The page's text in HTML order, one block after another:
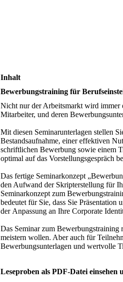
Inhalt
Bewerbungstraining für
Nicht nur der Arbeitsmarkt wird immer
Mitarbeiter, und deren
Mit diesen Seminarunterlagen stellen
Bestandsaufnahme, einer effektiven
schriftlichen Bewerbung sowie einem
optimal auf das Vorstellungsgespräch
Das fertige Seminarkonzept
den Aufwand der Skripterstellung für
Seminarkonzept zum
bedeutet für Sie, dass Sie
der Anpassung an Ihre Corporate
Das Seminar zum Bewerbungstraining
meistern wollen. Aber auch für
Bewerbungsunterlagen und wertvolle
Leseproben als PDF-Datei einsehen